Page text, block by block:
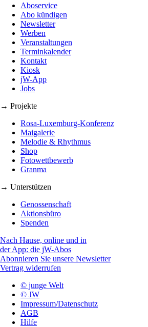
Aboservice
Abo kündigen
Newsletter
Werben
Veranstaltungen
Terminkalender
Kontakt
Kiosk
jW-App
Jobs
→ Projekte
Rosa-Luxemburg-Konferenz
Maigalerie
Melodie & Rhythmus
Shop
Fotowettbewerb
Granma
→ Unterstützen
Genossenschaft
Aktionsbüro
Spenden
Nach Hause, online und in
der App: die jW-Abos
Abonnieren Sie unsere Newsletter
Vertrag widerrufen
© junge Welt
© JW
Impressum/Datenschutz
AGB
Hilfe